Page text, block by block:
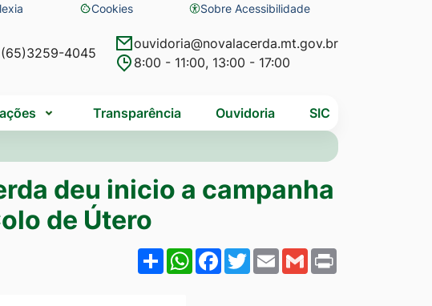
Cookies
Abrir
preferências
de
Sobre Acessibilidade
(65)3259-4045
ouvidoria@novalacerda.mt.gov.br
8:00 - 11:00, 13:00 - 17:00
Transparência Ouvidoria SIC
deu inicio a campanha
de Útero
ShareWhatsApp
Facebook
Twitter
EmailGmail